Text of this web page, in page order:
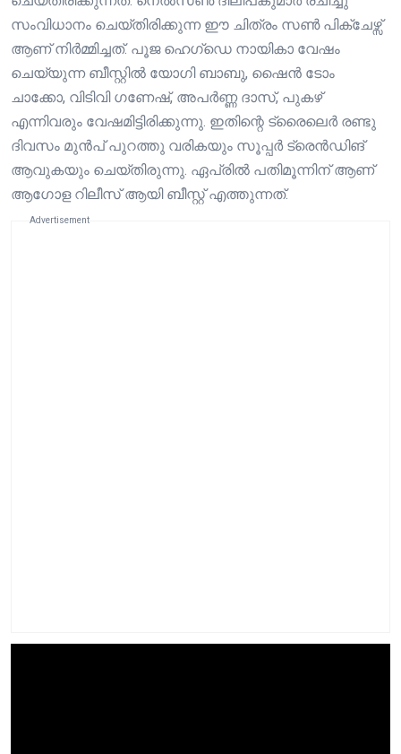
സംവിധാനം ചെയ്തിരിക്കുന്ന ഈ ചിത്രം സൺ പിക്ചേഴ്സ്
ആണ് നിർമ്മിച്ചത്. പൂജ ഹെഗ്‌ഡെ നായികാ വേഷം
ചെയ്യുന്ന ബീസ്റ്റിൽ യോഗി ബാബു, ഷൈൻ ടോം
ചാക്കോ, വിടിവി ഗണേഷ്, അപർണ്ണ ദാസ്, പുകഴ്
എന്നിവരും വേഷമിട്ടിരിക്കുന്നു. ഇതിന്റെ ട്രൈലെർ രണ്ടു
ദിവസം മുൻപ് പുറത്തു വരികയും സൂപ്പർ ട്രെൻഡിങ്
ആവുകയും ചെയ്തിരുന്നു. ഏപ്രിൽ പതിമൂന്നിന് ആണ്
ആഗോള റിലീസ് ആയി ബീസ്റ്റ് എത്തുന്നത്.
Advertisement